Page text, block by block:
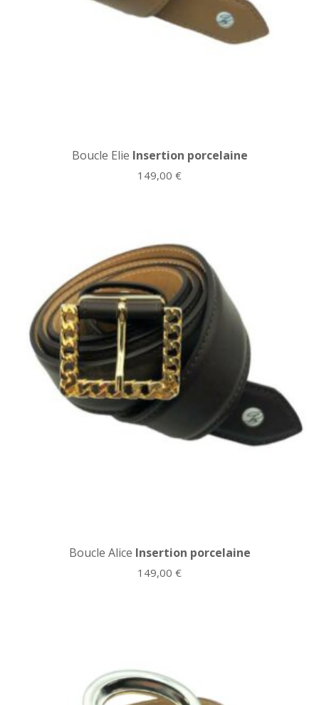
Boucle Elie Insertion porcelaine
149,00 €
Boucle Alice Insertion porcelaine
149,00 €